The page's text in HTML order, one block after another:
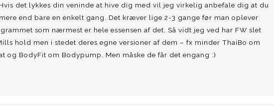
det lykkes din veninde at hive dig med vil jeg virkelig anbefale dig at du
end bare en enkelt gang. Det kræver lige 2-3 gange før man oplever
som nærmest er hele essensen af det. Så vidt jeg ved har FW slet
hold men i stedet deres egne versioner af dem – fx minder ThaiBo om
og BodyFit om Bodypump. Men måske de får det engang :)